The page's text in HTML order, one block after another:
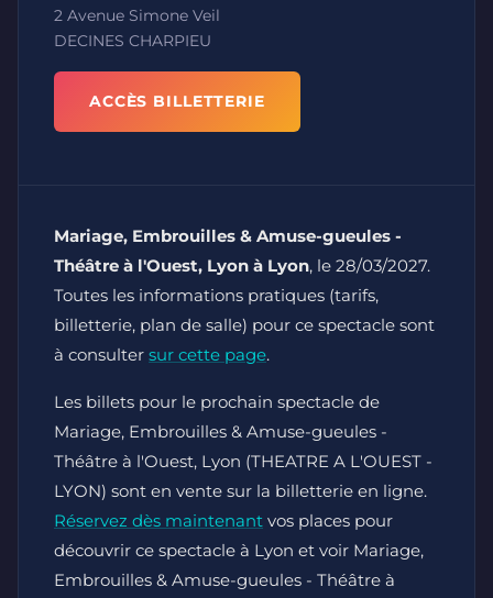
2 Avenue Simone Veil
DECINES CHARPIEU
ACCÈS BILLETTERIE
Mariage, Embrouilles & Amuse-gueules -
Théâtre à l'Ouest, Lyon à Lyon, le 28/03/2027.
Toutes les informations pratiques (tarifs,
billetterie, plan de salle) pour ce spectacle sont
à consulter sur cette page.
Les billets pour le prochain spectacle de
Mariage, Embrouilles & Amuse-gueules -
Théâtre à l'Ouest, Lyon (THEATRE A L'OUEST -
LYON) sont en vente sur la billetterie en ligne.
Réservez dès maintenant vos places pour
découvrir ce spectacle à Lyon et voir Mariage,
Embrouilles & Amuse-gueules - Théâtre à